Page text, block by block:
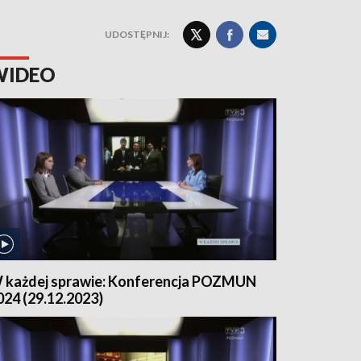
UDOSTĘPNIJ:
każdej sprawie: Konferencja POZMUN
(29.12.2023)